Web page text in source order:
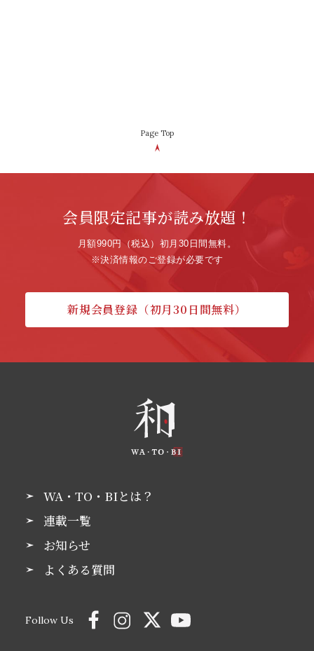
Page Top
会員限定記事が読み放題！
月額990円（税込）初月30日間無料。
※決済情報のご登録が必要です
新規会員登録（初月30日間無料）
WA・TO・BIとは？
連載一覧
お知らせ
よくある質問
Follow Us